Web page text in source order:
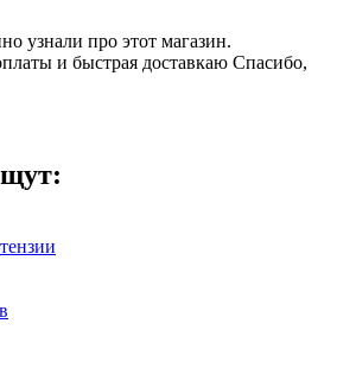
узнали про этот магазин.
и быстрая доставкаю Спасибо,